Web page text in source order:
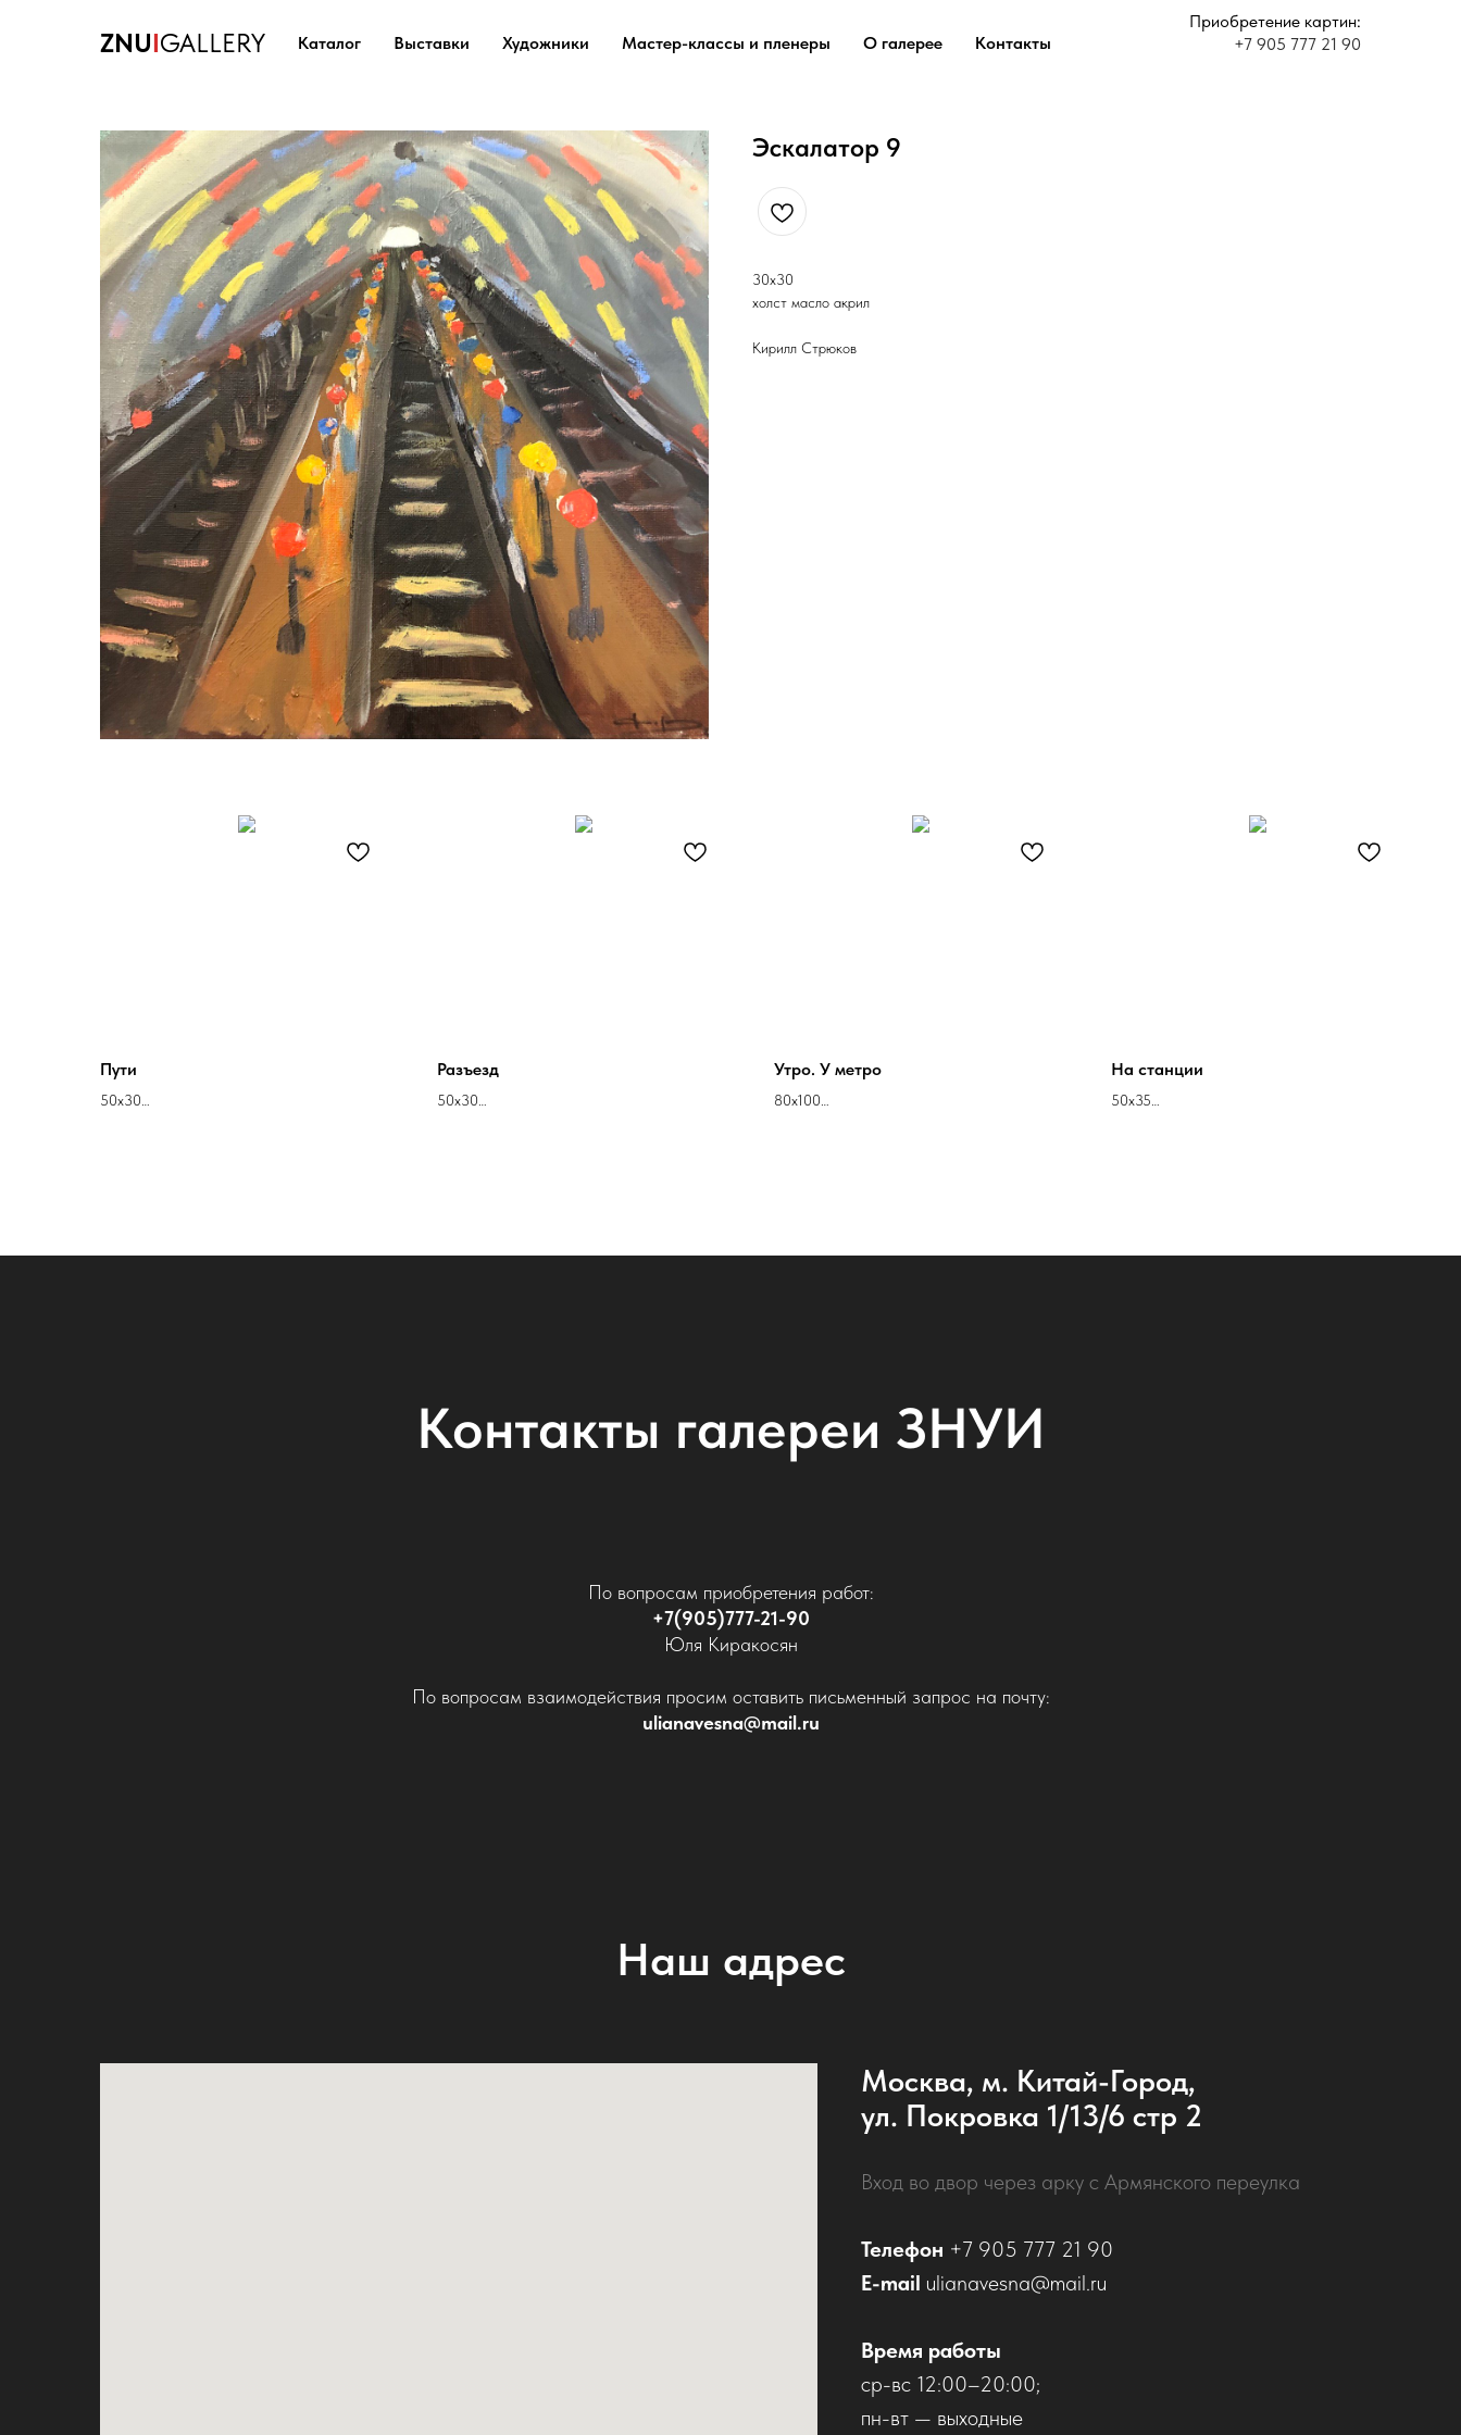
ZNUIGALLERY Каталог Выставки Художники Мастер-классы и пленеры О галерее Контакты
Приобретение картин:
+7 905 777 21 90
Эскалатор 9
30х30
холст масло акрил
Кирилл Стрюков
Пути
50х30
Разъезд
50х30
Утро. У метро
80х100
На станции
50х35
Контакты галереи ЗНУИ
По вопросам приобретения работ:
+7(905)777-21-90
Юля Киракосян
По вопросам взаимодействия просим оставить письменный запрос на почту:
ulianavesna@mail.ru
Наш адрес
Москва, м. Китай-Город,
ул. Покровка 1/13/6 стр 2
Вход во двор через арку с Армянского переулка
Телефон +7 905 777 21 90
E-mail ulianavesna@mail.ru
Время работы
ср-вс 12:00–20:00;
пн-вт — выходные